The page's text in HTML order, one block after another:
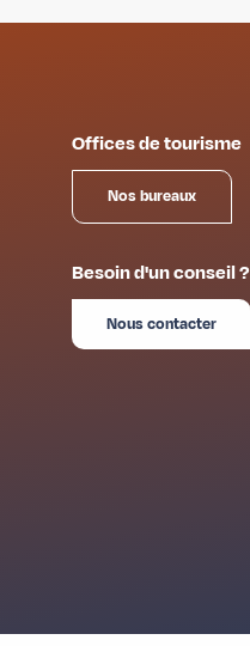
Offices de tourisme
Nos bureaux
Besoin d'un conseil ?
Nous contacter